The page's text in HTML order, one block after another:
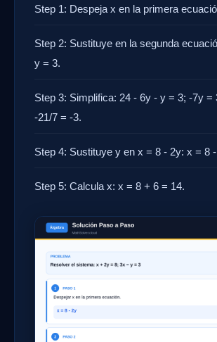
Step 1: Despeja x en la primera
Step 2: Sustituye en la segunda
y = 3.
Step 3: Simplifica: 24 - 6y - y = 3; -7y =
-21/7 = -3.
Step 4: Sustituye y en x = 8 - 2y: x = 8
Step 5: Calcula x: x = 8 + 6 = 14.